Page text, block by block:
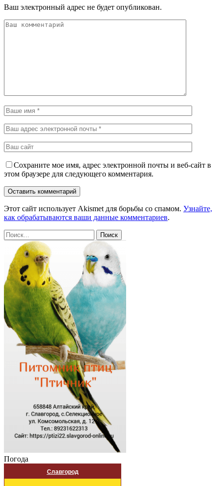
Ваш электронный адрес не будет опубликован.
Сохраните мое имя, адрес электронной почты и веб-сайт в
этом браузере для следующего комментария.
Этот сайт использует Akismet для борьбы со спамом. Узнайте,
как обрабатываются ваши данные комментариев.
Погода
Славгород